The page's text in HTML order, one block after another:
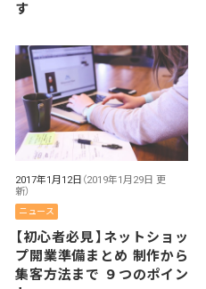
す
2017年1月12日 （2019年1月29日 更
新）
ニュース
【初心者必見】ネットショッ
プ開業準備まとめ 制作から
集客方法まで ９つのポイン